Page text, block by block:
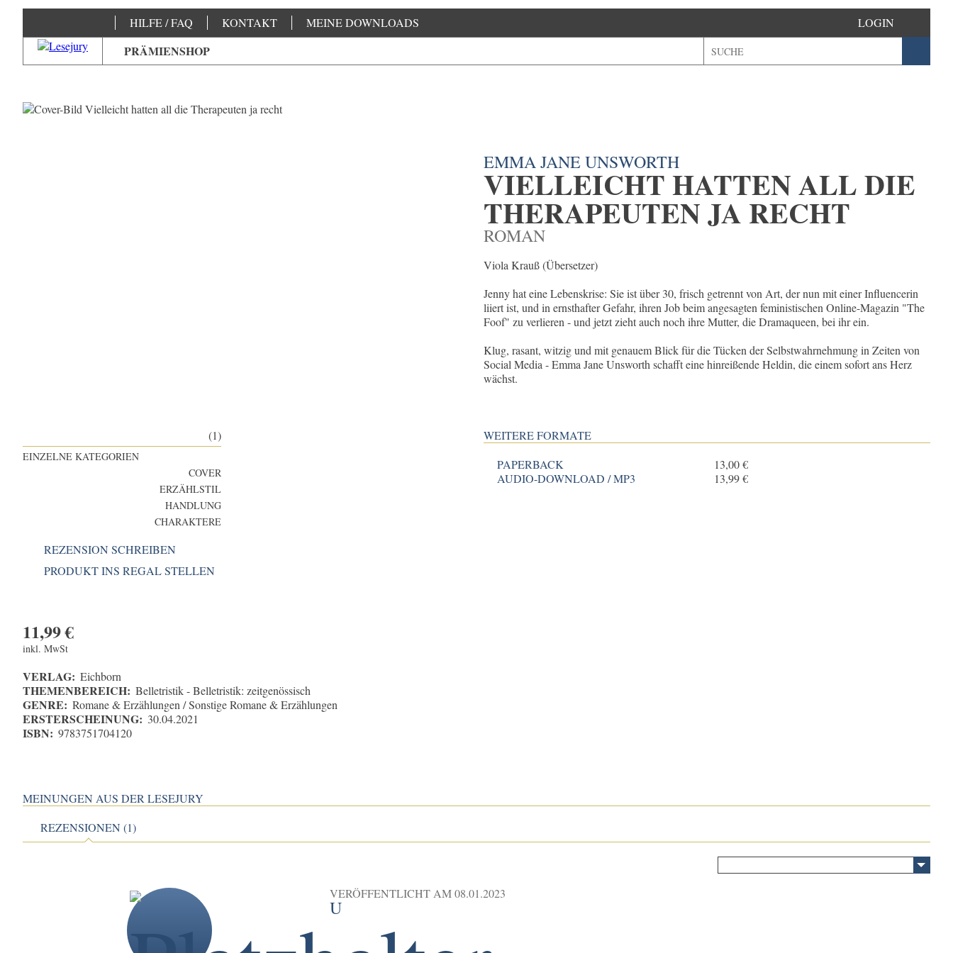
HILFE / FAQ KONTAKT MEINE DOWNLOADS
PRÄMIENSHOP
LOGIN
(1)
EINZELNE KATEGORIEN
COVER
ERZÄHLSTIL
HANDLUNG
CHARAKTERE
REZENSION SCHREIBEN
PRODUKT INS REGAL STELLEN
11,99€
inkl. MwSt
VERLAG: Eichborn
THEMENBEREICH: Belletristik - Belletristik: zeitgenössisch
GENRE: Romane & Erzählungen / Sonstige Romane & Erzählungen
ERSTERSCHEINUNG: 30.04.2021
ISBN: 9783751704120
EMMA JANE UNSWORTH
VIELLEICHT HATTEN ALL DIE
THERAPEUTEN JA RECHT
ROMAN
Viola Krauß (Übersetzer)
Jenny hat eine Lebenskrise: Sie ist über 30, frisch getrennt von Art, der nun mit einer Influencerin
liiert ist, und in ernsthafter Gefahr, ihren Job beim angesagten feministischen Online-Magazin "The
Foof" zu verlieren - und jetzt zieht auch noch ihre Mutter, die Dramaqueen, bei ihr ein.
Klug, rasant, witzig und mit genauem Blick für die Tücken der Selbstwahrnehmung in Zeiten von
Social Media - Emma Jane Unsworth schafft eine hinreißende Heldin, die einem sofort ans Herz
wächst.
WEITERE FORMATE
PAPERBACK
13,00 €
AUDIO-DOWNLOAD / MP3
13,99 €
MEINUNGEN AUS DER LESEJURY
REZENSIONEN (1)
VERÖFFENTLICHT AM08.01.2023
U